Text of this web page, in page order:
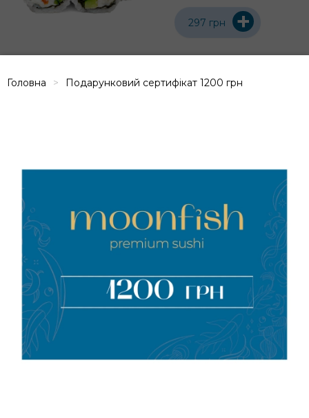
Головна Подарунковий сертифікат 1200 грн
297 грн +
+
Каліфорнія з
креветкою в ікрі
300г
Рис, норі, крем-сир,
темпура, креветки, огірок,
авокадо, ікра тобіко,
сухарі панко